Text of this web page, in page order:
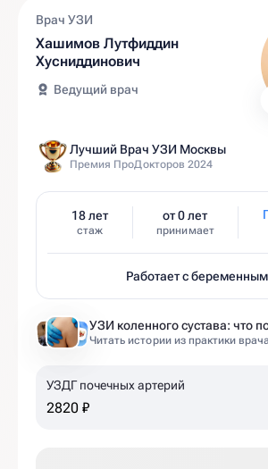
Врач УЗИ
Хашимов Лутфиддин
Хусниддинович
Ведущий врач
Лучший Врач УЗИ Москвы
Премия ПроДокторов 2024
18 лет
стаж
от 0 лет
принимает
Работает с
Читать истории из практики врача
УЗДГ почечных артерий
2820 ₽